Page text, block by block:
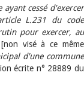
ayant cessé d'exercer
L.231 du code
pour exercer, au
visé à ce même
d'une commune
écrite n° 28889 du